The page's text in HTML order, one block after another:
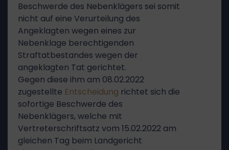
Beschwerde des Nebenklägers sei somit
nicht auf eine Verurteilung des
Angeklagten wegen eines zur
Nebenklage berechtigenden
Straftatbestandes wegen der
angeklagten Tat gerichtet.
Gegen diese ihm am 08.02.2022
zugestellte Entscheidung richtet sich die
sofortige Beschwerde des
Nebenklägers, welche mit
Vertreterschriftsatz vom 15.02.2022 am
gleichen Tag beim Landgericht